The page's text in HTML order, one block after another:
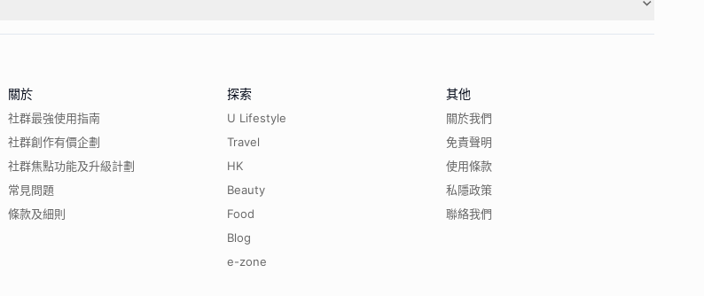
關於
社群最強使用指南
社群創作有價企劃
社群焦點功能及升級計劃
常見問題
條款及細則
探索
U Lifestyle
Travel
HK
Beauty
Food
Blog
e-zone
其他
關於我們
免責聲明
使用條款
私隱政策
聯絡我們